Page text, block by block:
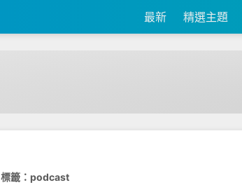
最新 精選主題
標籤：podcast